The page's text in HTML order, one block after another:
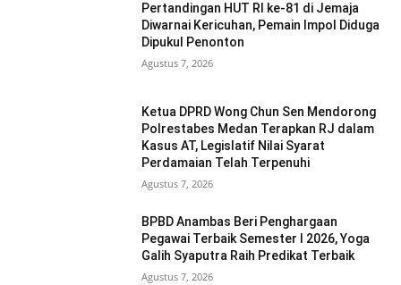
Pertandingan HUT RI ke-81 di Jemaja
Diwarnai Kericuhan, Pemain Impol Diduga
Dipukul Penonton
Agustus 7, 2026
Ketua DPRD Wong Chun Sen Mendorong
Polrestabes Medan Terapkan RJ dalam
Kasus AT, Legislatif Nilai Syarat
Perdamaian Telah Terpenuhi
Agustus 7, 2026
BPBD Anambas Beri Penghargaan
Pegawai Terbaik Semester I 2026, Yoga
Galih Syaputra Raih Predikat Terbaik
Agustus 7, 2026